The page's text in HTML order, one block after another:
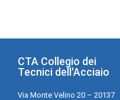
CTA Collegio dei
Tecnici dell'Acciaio
Via Monte Velino 20 – 20137